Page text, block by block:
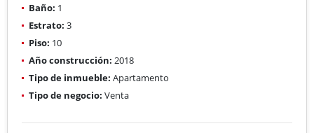
Baño: 1
Estrato: 3
Piso: 10
Año construcción: 2018
Tipo de inmueble: Apartamento
Tipo de negocio: Venta